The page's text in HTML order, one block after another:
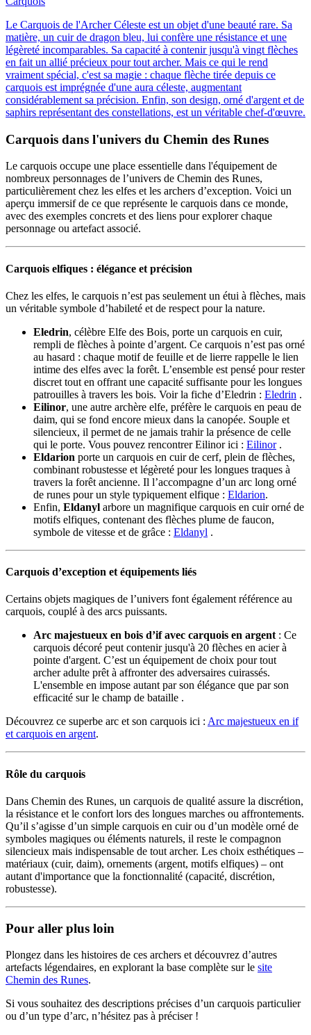
Le Carquois de l'Archer Céleste est un objet d'une beauté rare. Sa
matière, un cuir de dragon bleu, lui confère une résistance et une
légèreté incomparables. Sa capacité à contenir jusqu'à vingt flèches
en fait un allié précieux pour tout archer. Mais ce qui le rend
vraiment spécial, c'est sa magie : chaque flèche tirée depuis ce
carquois est imprégnée d'une aura céleste, augmentant
considérablement sa précision. Enfin, son design, orné d'argent et de
saphirs représentant des constellations, est un véritable chef-d'œuvre.
Carquois dans l'univers du Chemin des Runes
Le carquois occupe une place essentielle dans l'équipement de
nombreux personnages de l’univers de Chemin des Runes,
particulièrement chez les elfes et les archers d’exception. Voici un
aperçu immersif de ce que représente le carquois dans ce monde,
avec des exemples concrets et des liens pour explorer chaque
personnage ou artefact associé.
Carquois elfiques : élégance et précision
Chez les elfes, le carquois n’est pas seulement un étui à flèches, mais
un véritable symbole d’habileté et de respect pour la nature.
Eledrin, célèbre Elfe des Bois, porte un carquois en cuir,
rempli de flèches à pointe d’argent. Ce carquois n’est pas orné
au hasard : chaque motif de feuille et de lierre rappelle le lien
intime des elfes avec la forêt. L’ensemble est pensé pour rester
discret tout en offrant une capacité suffisante pour les longues
patrouilles à travers les bois. Voir la fiche d’Eledrin : Eledrin .
Eilinor, une autre archère elfe, préfère le carquois en peau de
daim, qui se fond encore mieux dans la canopée. Souple et
silencieux, il permet de ne jamais trahir la présence de celle
qui le porte. Vous pouvez rencontrer Eilinor ici : Eilinor.
Eldarion porte un carquois en cuir de cerf, plein de flèches,
combinant robustesse et légèreté pour les longues traques à
travers la forêt ancienne. Il l’accompagne d’un arc long orné
de runes pour un style typiquement elfique : Eldarion.
Enfin, Eldanyl arbore un magnifique carquois en cuir orné de
motifs elfiques, contenant des flèches plume de faucon,
symbole de vitesse et de grâce : Eldanyl .
Carquois d’exception et équipements liés
Certains objets magiques de l’univers font également référence au
carquois, couplé à des arcs puissants.
Arc majestueux en bois d’if avec carquois en argent : Ce
carquois décoré peut contenir jusqu'à 20 flèches en acier à
pointe d'argent. C’est un équipement de choix pour tout
archer adulte prêt à affronter des adversaires cuirassés.
L'ensemble en impose autant par son élégance que par son
efficacité sur le champ de bataille .
Découvrez ce superbe arc et son carquois ici : Arc majestueux en if
et carquois en argent.
Rôle du carquois
Dans Chemin des Runes, un carquois de qualité assure la discrétion,
la résistance et le confort lors des longues marches ou affrontements.
Qu’il s’agisse d’un simple carquois en cuir ou d’un modèle orné de
symboles magiques ou éléments naturels, il reste le compagnon
silencieux mais indispensable de tout archer. Les choix esthétiques –
matériaux (cuir, daim), ornements (argent, motifs elfiques) – ont
autant d'importance que la fonctionnalité (capacité, discrétion,
robustesse).
Pour aller plus loin
Plongez dans les histoires de ces archers et découvrez d’autres
artefacts légendaires, en explorant la base complète sur le site
Chemin des Runes.
Si vous souhaitez des descriptions précises d’un carquois particulier
ou d’un type d’arc, n’hésitez pas à préciser !